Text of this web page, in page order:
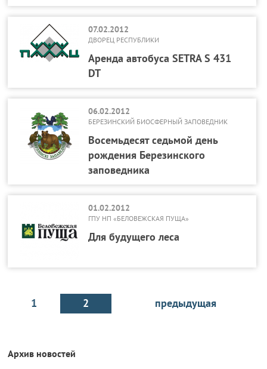
07.02.2012
ДВОРЕЦ РЕСПУБЛИКИ
Аренда автобуса SETRA S 431
DT
06.02.2012
БЕРЕЗИНСКИЙ БИОСФЕРНЫЙ ЗАПОВЕДНИК
Восемьдесят седьмой день
рождения Березинского
заповедника
01.02.2012
ГПУ НП «БЕЛОВЕЖСКАЯ ПУЩА»
Для будущего леса
предыдущая
1 2
Архив новостей